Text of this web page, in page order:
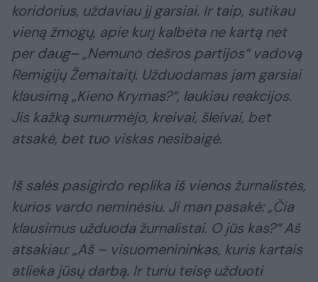
koridorius, uždaviau jį garsiai. Ir taip, sutikau
vieną žmogų, apie kurį kalbėta ne kartą net
per daug– „Nemuno dešros partijos“ vadovą
Remigijų Žemaitaitį. Užduodamas jam garsiai
klausimą „Kieno Krymas?“, laukiau reakcijos.
Jis kažką sumurmėjo, kreivai, šleivai, bet
atsakė, bet tuo viskas nesibaigė.
Iš salės pasigirdo replika iš vienos žurnalistės,
kurios vardo neminėsiu. Ji man pasakė: „Čia
klausimus užduoda žurnalistai. O jūs kas?“ Aš
atsakiau: „Aš – visuomenininkas, kuris kartais
atlieka jūsų darbą. Ir turiu teisę užduoti